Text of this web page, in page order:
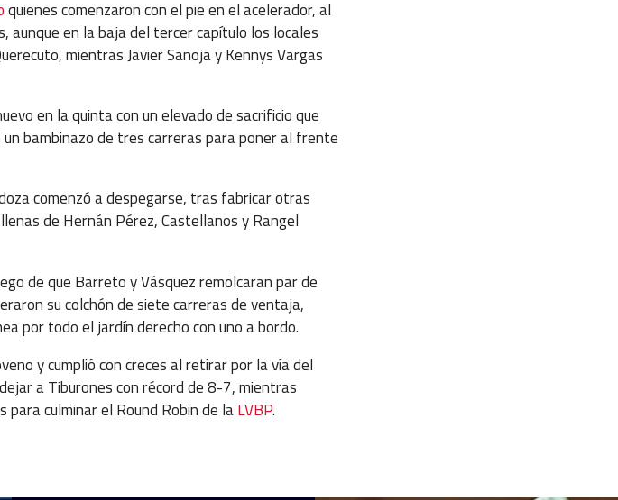
quienes comenzaron con el pie en el acelerador, al
en la baja del tercer capítulo los locales
mientras Javier Sanoja y Kennys Vargas
en la quinta con un elevado de sacrificio que
bambinazo de tres carreras para poner al frente
comenzó a despegarse, tras fabricar otras
de Hernán Pérez, Castellanos y Rangel
de que Barreto y Vásquez remolcaran par de
su colchón de siete carreras de ventaja,
por todo el jardín derecho con uno a bordo.
y cumplió con creces al retirar por la vía del
a Tiburones con récord de 8-7, mientras
culminar el Round Robin de laLVBP.